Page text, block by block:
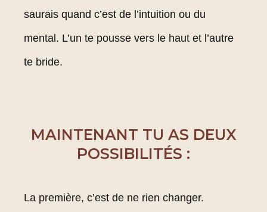
saurais quand c’est de l’intuition ou du
mental. L’un te pousse vers le haut et l’autre
te bride.
MAINTENANT TU AS DEUX
POSSIBILITÉS :
La première, c’est de ne rien changer.